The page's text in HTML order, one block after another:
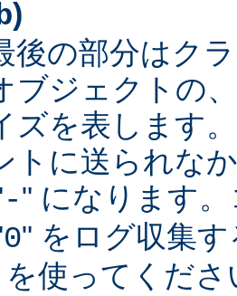
)
後の部分はク
ブジェクトの
ズを表します
トに送られな
-" になります
0" をログ収集
を使ってくださ